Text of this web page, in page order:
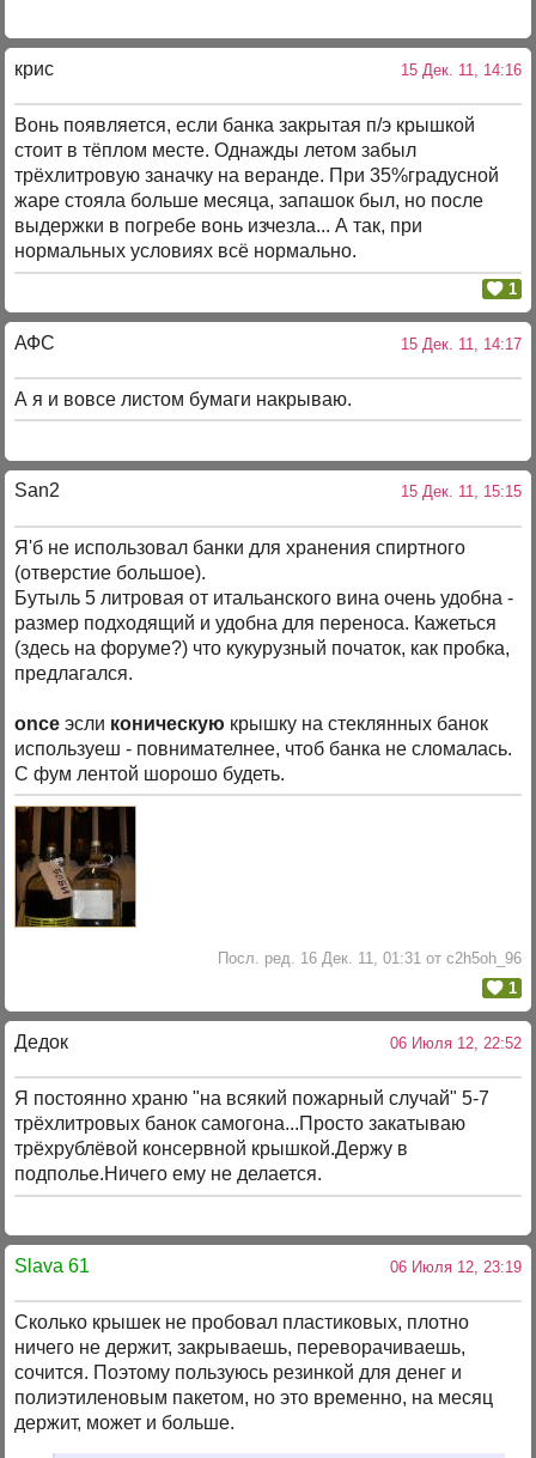
крис 15 Дек. 11, 14:16
Вонь появляется, если банка закрытая п/э крышкой
стоит в тёплом месте. Однажды летом забыл
трёхлитровую заначку на веранде. При 35%градусной
жаре стояла больше месяца, запашок был, но после
выдержки в погребе вонь изчезла... А так, при
нормальных условиях всё нормально.
1
АФС 15 Дек. 11, 14:17
А я и вовсе листом бумаги накрываю.
San2 15 Дек. 11, 15:15
Я'б не использовал банки для хранения спиртного
(отверстие большое).
Бутыль 5 литровая от итальанского вина очень удобна -
размер подходящий и удобна для переноса. Кажеться
(здесь на форуме?) что кукурузный початок, как пробка,
предлагался.
once эсли коническую крышку на стеклянных банок
используеш - повнимателнее, чтоб банка не сломалась.
С фум лентой шорошо будеть.
Посл. ред. 16 Дек. 11, 01:31 от c2h5oh_96
1
Дедок 06 Июля 12, 22:52
Я постоянно храню "на всякий пожарный случай" 5-7
трёхлитровых банок самогона...Просто закатываю
трёхрублёвой консервной крышкой.Держу в
подполье.Ничего ему не делается.
Slava 61 06 Июля 12, 23:19
Сколько крышек не пробовал пластиковых, плотно
ничего не держит, закрываешь, переворачиваешь,
сочится. Поэтому пользуюсь резинкой для денег и
полиэтиленовым пакетом, но это временно, на месяц
держит, может и больше.